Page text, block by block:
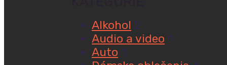
Alkohol 2
Audio a video 1
Auto 1